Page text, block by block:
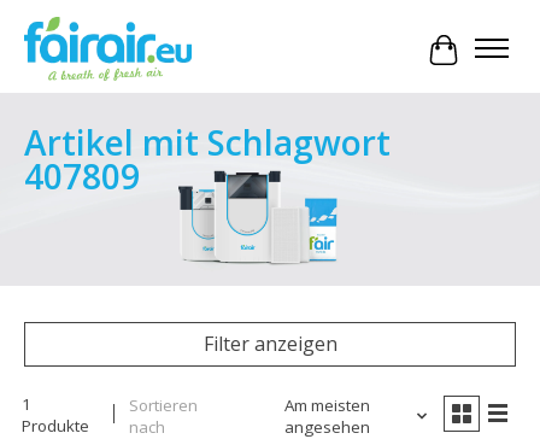
Ihr
Artikel mit Schlagwort
407809
Filter anzeigen
1
Produkte
Sortieren
nach
Am meisten
angesehen